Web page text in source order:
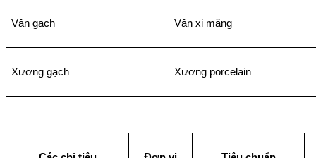
Vân gạch Vân xi măng
Xương gạch Xương porcelain